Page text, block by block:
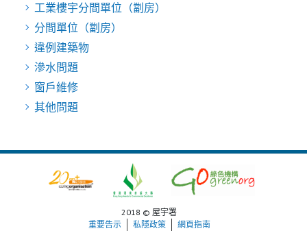
工業樓宇分間單位（劏房）
分間單位（劏房）
違例建築物
滲水問題
窗戶維修
其他問題
2018 © 屋宇署
重要告示
私隱政策 網頁指南